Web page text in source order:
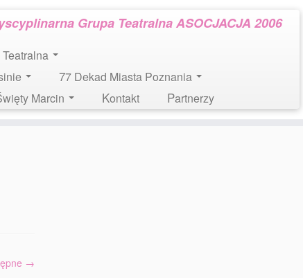
Grupa Teatralna ASOCJACJA 2006
Teatralna
77 Dekad Miasta Poznania
Marcin Kontakt Partnerzy
→